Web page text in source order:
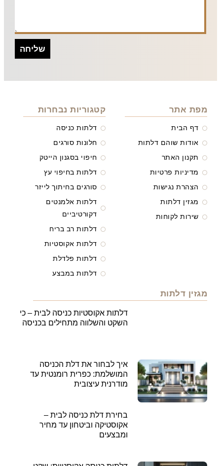
שליחה
מפת אתר
דף הבית
אודות שוהם דלתות
תקנון האתר
מדיניות פרטיות
הצהרת נגישות
מגזין דלתות
שירות לקוחות
קטגוריות נבחרות
דלתות כניסה
חלונות סורגים
חיפוי בסגנון הייטק
דלתות בחיפוי עץ
סורגים בחיתוך לייזר
דלתות אלמנטים
דקורטיביים
דלתות רב בריח
דלתות אקוסטיות
דלתות פלדלת
דלתות במבצע
מגזין דלתות
דלתות אקוסטיות כניסה לבית – כי
השקט והשלווה מתחילים בכניסה
איך לבחור את דלת הכניסה
המושלמת: כפרית רומנטית עד
מודרנית עיצובית
בחירת דלת כניסה לבית –
אקוסטיקה וביטחון עד מחיר
ומבצעים